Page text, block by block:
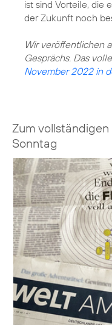
ist sind Vorteile, die
der Zukunft noch
Wir veröffentlichen
Gesprächs. Das
November 2022 in
Zum
Sonntag